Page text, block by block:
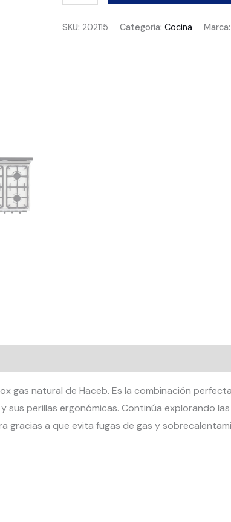
Romero
Ultra
SKU:202115 Categoría:Cocina
gas natural de Haceb. Es la combinación
sus perillas ergonómicas. Continúa explorando
gracias a que evita fugas de gas y